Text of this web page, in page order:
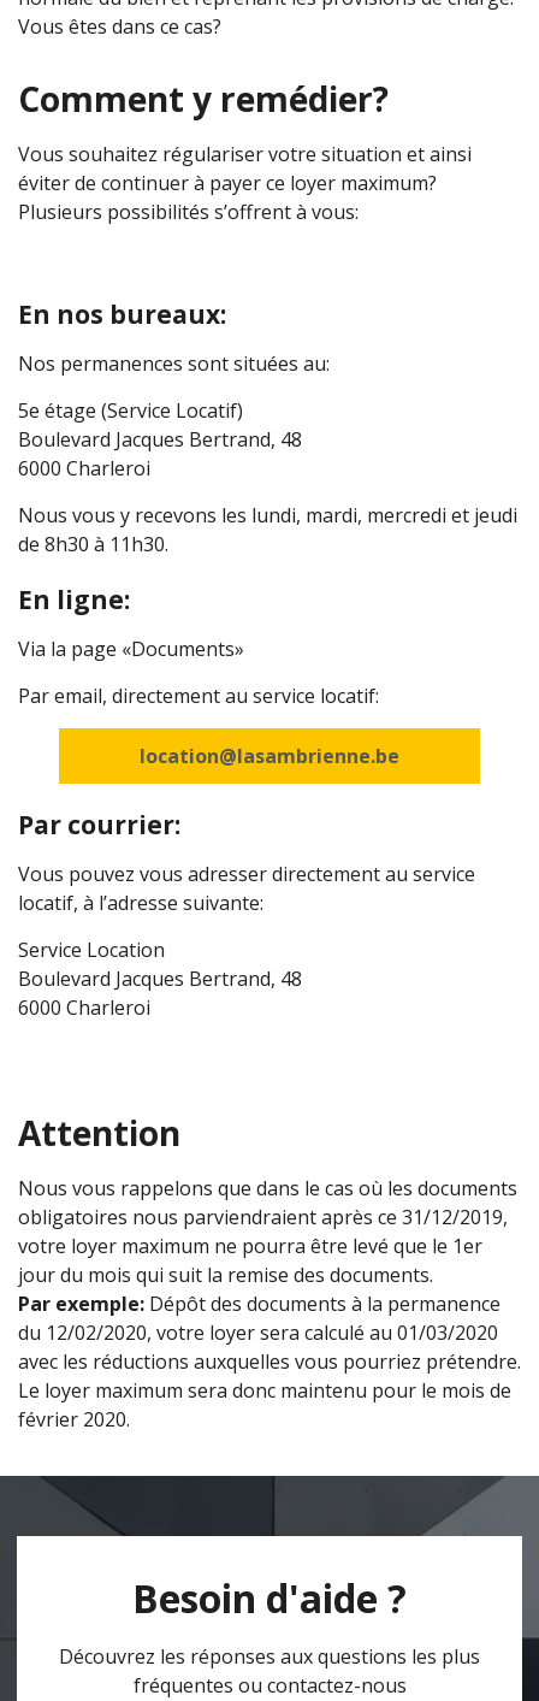
Vous êtes dans ce cas?
Comment y remédier?
Vous souhaitez régulariser votre situation et ainsi
éviter de continuer à payer ce loyer maximum?
Plusieurs possibilités s’offrent à vous:
En nos bureaux:
Nos permanences sont situées au:
5e étage (Service Locatif)
Boulevard Jacques Bertrand, 48
6000 Charleroi
Nous vous y recevons les lundi, mardi, mercredi et jeudi
de 8h30 à 11h30.
En ligne:
Via la page «Documents»
Par email, directement au service locatif:
location@lasambrienne.be
Par courrier:
Vous pouvez vous adresser directement au service
locatif, à l’adresse suivante:
Service Location
Boulevard Jacques Bertrand, 48
6000 Charleroi
Attention
Nous vous rappelons que dans le cas où les documents
obligatoires nous parviendraient après ce 31/12/2019,
votre loyer maximum ne pourra être levé que le 1er
jour du mois qui suit la remise des documents.
Par exemple: Dépôt des documents à la permanence
du 12/02/2020, votre loyer sera calculé au 01/03/2020
avec les réductions auxquelles vous pourriez prétendre.
Le loyer maximum sera donc maintenu pour le mois de
février 2020.
Besoin d'aide ?
Découvrez les réponses aux questions les plus
fréquentes ou contactez-nous